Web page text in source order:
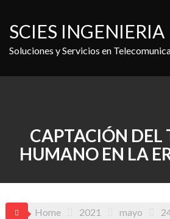
content
SCIES INGENIERIA
Soluciones y Servicios en
CAPTACIÓN DEL
HUMANO EN LA
Home 2021 mayo